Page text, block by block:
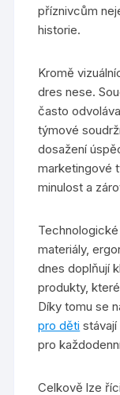
příznivcům
historie.
Kromě
dres nese.
často
týmové
dosažení
marketingové
minulost a
materiály,
dnes doplňují
produkty,
Díky tomu se
pro děti stávají
pro
Celkově lze